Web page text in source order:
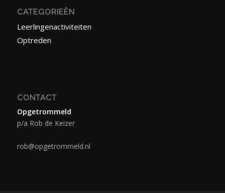
CATEGORIEËN
Leerlingenactiviteiten
Optreden
CONTACT
Opgetrommeld
p/a Rob de Keizer
rob@opgetrommeld.nl